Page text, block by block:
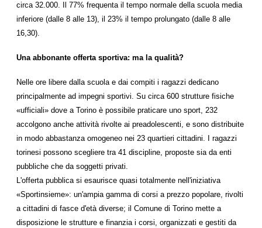
circa 32.000. Il 77% frequenta il tempo normale della scuola media
inferiore (dalle 8 alle 13), il 23% il tempo prolungato (dalle 8 alle
16,30).
Una abbonante offerta sportiva: ma la qualità?
Nelle ore libere dalla scuola e dai compiti i ragazzi dedicano
principalmente ad impegni sportivi. Su circa 600 strutture fisiche
«ufficiali» dove a Torino è possibile praticare uno sport, 232
accolgono anche attività rivolte ai preadolescenti, e sono distribuite
in modo abbastanza omogeneo nei 23 quartieri cittadini. I ragazzi
torinesi possono scegliere tra 41 discipline, proposte sia da enti
pubbliche che da soggetti privati.
L'offerta pubblica si esaurisce quasi totalmente nell'iniziativa
«Sportinsieme»: un'ampia gamma di corsi a prezzo popolare, rivolti
a cittadini di fasce d'età diverse; il Comune di Torino mette a
disposizione le strutture e finanzia i corsi, organizzati e gestiti da